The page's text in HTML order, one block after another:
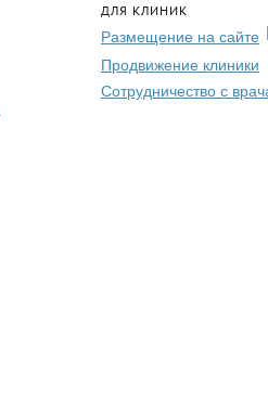
ДЛЯ КЛИНИК
Размещение на сайте
Продвижение клиники
Сотрудничество с